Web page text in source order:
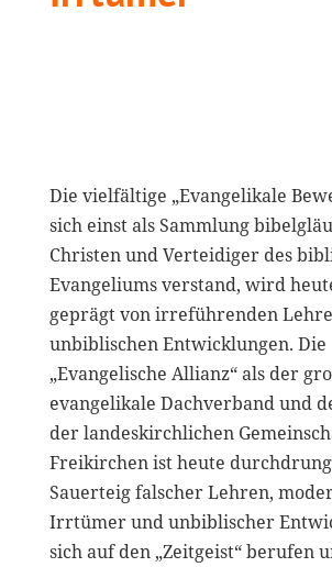
Die vielfältige „Evangelikale
sich einst als Sammlung
Christen und Verteidiger des
Evangeliums verstand, wird
geprägt von irreführenden
unbiblischen Entwicklungen. Die
„Evangelische Allianz“ als der
evangelikale Dachverband und
der landeskirchlichen
Freikirchen ist heute
Sauerteig falscher Lehren,
Irrtümer und unbiblischer
sich auf den „Zeitgeist“ berufen